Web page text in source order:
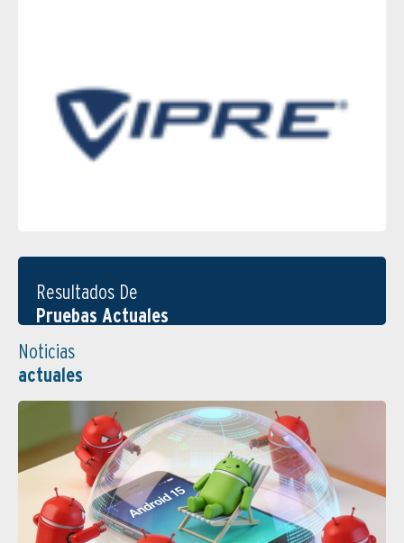
Resultados De
Pruebas Actuales
Noticias
actuales